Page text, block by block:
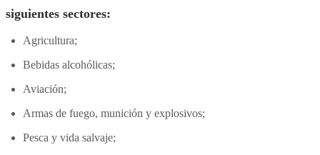
siguientes sectores:
Agricultura;
Bebidas alcohólicas;
Aviación;
Armas de fuego, munición y explosivos;
Pesca y vida salvaje;